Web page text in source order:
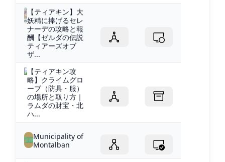
【ティアキン】大
妖精に捧げるセレ
ナーデの攻略と報
酬【ゼルダの伝説
ティアーズオブ
ザ...
【ティアキン攻
略】クライムグロ
ーブ（防具・服）
の場所と取り方｜
ラムダの財宝・北
ハ...
Municipality of
Montalban